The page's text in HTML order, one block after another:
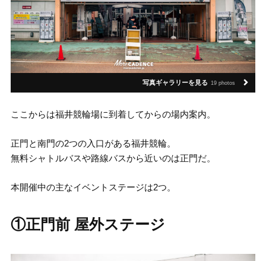
写真ギャラリーを見る 19 photos
ここからは福井競輪場に到着してからの場内案内。
正門と南門の2つの入口がある福井競輪。
無料シャトルバスや路線バスから近いのは正門だ。
本開催中の主なイベントステージは2つ。
①正門前 屋外ステージ